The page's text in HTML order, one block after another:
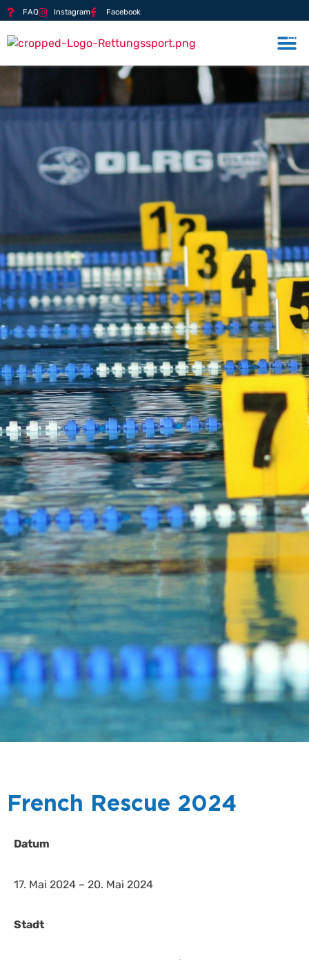
FAQ Instagram Facebook
French Rescue 2024
Datum
17. Mai 2024 – 20. Mai 2024
Stadt